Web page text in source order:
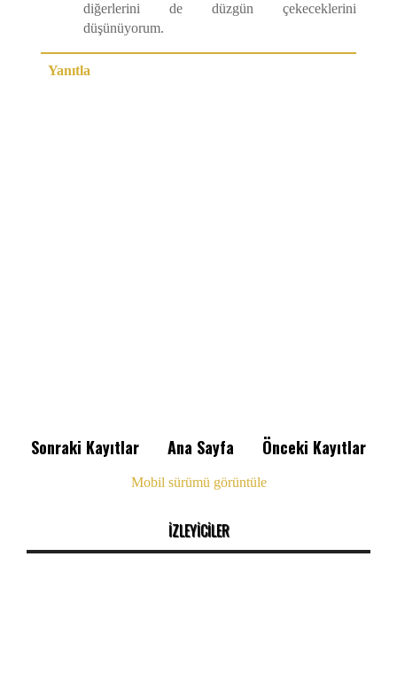
diğerlerini de düzgün çekeceklerini
düşünüyorum.
Yanıtla
Sonraki Kayıtlar Önceki Kayıtlar
Ana Sayfa
Mobil sürümü görüntüle
İZLEYİCİLER